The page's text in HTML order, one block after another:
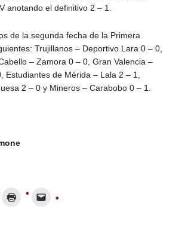
anotando el definitivo 2 – 1.
de la segunda fecha de la Primera
Trujillanos – Deportivo Lara 0 – 0,
– Zamora 0 – 0, Gran Valencia –
Estudiantes de Mérida – Lala 2 – 1,
2 – 0 y Mineros – Carabobo 0 – 1.